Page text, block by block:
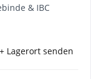
& IBC
Lagerort senden